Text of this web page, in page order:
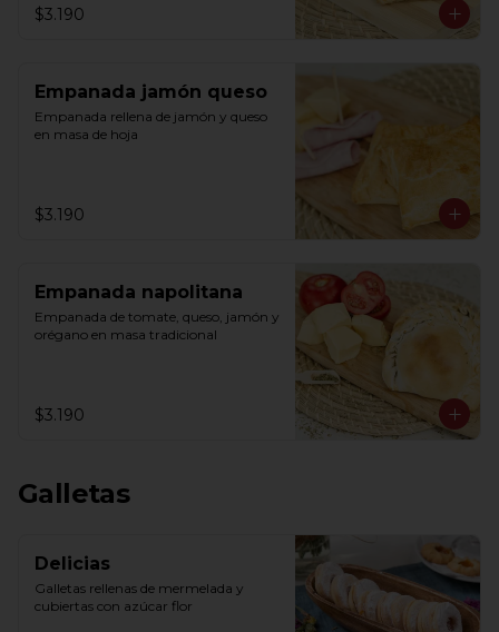
$3.190
Empanada jamón queso
Empanada rellena de jamón y queso
en masa de hoja
$3.190
Empanada napolitana
Empanada de tomate, queso, jamón y
orégano en masa tradicional
$3.190
Galletas
Delicias
Galletas rellenas de mermelada y
cubiertas con azúcar flor